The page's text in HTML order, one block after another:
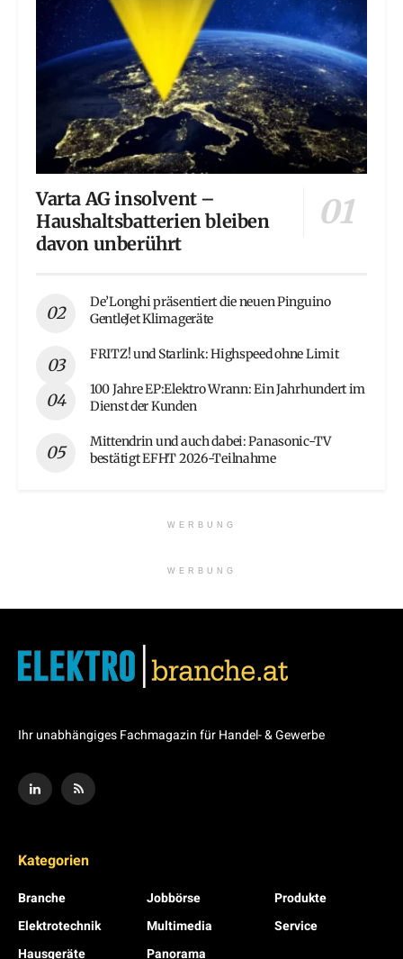
Varta AG insolvent –
Haushaltsbatterien bleiben
davon unberührt
De’Longhi präsentiert die neuen Pinguino
GentleJet Klimageräte
FRITZ! und Starlink: Highspeed ohne Limit
100 Jahre EP:Elektro Wrann: Ein Jahrhundert im
Dienst der Kunden
Mittendrin und auch dabei: Panasonic-TV
bestätigt EFHT 2026-Teilnahme
WERBUNG
WERBUNG
Ihr unabhängiges Fachmagazin für Handel- & Gewerbe
Kategorien
Branche
Elektrotechnik
Hausgeräte
Jobbörse
Multimedia
Panorama
Produkte
Service